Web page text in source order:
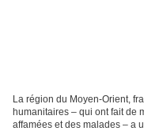
La région du Moyen-Orient,
humanitaires – qui ont fait de
affamées et des malades – a